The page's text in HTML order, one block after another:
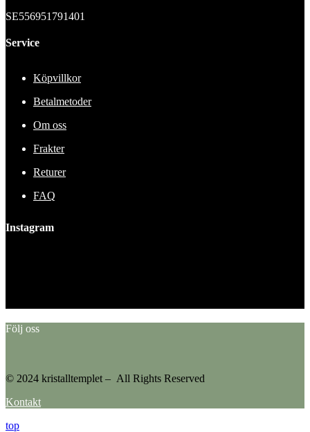
SE556951791401
Service
Köpvillkor
Betalmetoder
Om oss
Frakter
Returer
FAQ
Instagram
Följ oss
© 2024 kristalltemplet – All Rights Reserved
Kontakt
top